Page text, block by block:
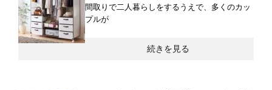
間取りで二人暮らしをするうえで、多くのカッ
プルが
続きを見る